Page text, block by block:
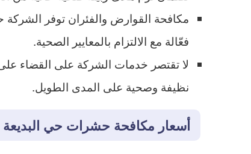
مكافحة القوارض والفئران توفر الشركة
فعّالة مع الالتزام بالمعايير الصحية.
لا تقتصر خدمات الشركة على القضاء
نظيفة وصحية على المدى الطويل.
أسعار مكافحة حشرات حي البديعة